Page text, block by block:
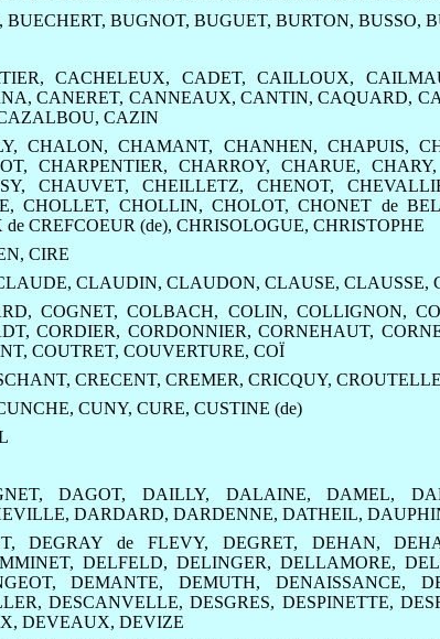
, BUECHERT, BUGNOT, BUGUET, BURTON, BUSSO,
,CACHELEUX, CADET,CAILLOUX,
,CANERET, CANNEAUX, CANTIN,CAQUARD,
, CAZIN
, CHALON,CHAMANT, CHANHEN, CHAPUIS,
, CHARPENTIER,CHARROY,CHARUE,CHARY,
, CHAUVET, CHEILLETZ, CHENOT,
,CHOLLET, CHOLLIN, CHOLOT,CHONET de
CREFCOEUR (de), CHRISOLOGUE, CHRISTOPHE
, CIRE
, CLAUDIN, CLAUDON, CLAUSE, CLAUSSE,
, COGNET,COLBACH, COLIN, COLLIGNON,
,CORDIER, CORDONNIER,CORNEHAUT,
, COUTRET, COUVERTURE, COÏ
, CRECENT, CREMER, CRICQUY, CROUTELLE
, CUNY, CURE, CUSTINE (de)
,DAGOT, DAILLY, DALAINE,DAMEL,
, DARDARD, DARDENNE, DATHEIL,
,DEGRAY de FLEVY, DEGRET, DEHAN,
, DELFELD, DELINGER, DELLAMORE,
,DEMANTE,DEMUTH, DENAISSANCE,
,DESCANVELLE,DESGRES, DESPINETTE,
, DEVEAUX, DEVIZE